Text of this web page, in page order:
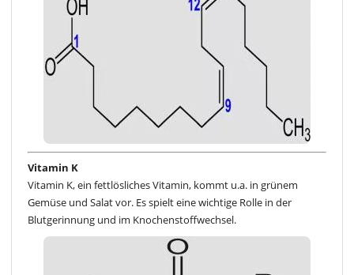
Vitamin K
Vitamin K, ein fettlösliches Vitamin, kommt u.a. in grünem
Gemüse und Salat vor. Es spielt eine wichtige Rolle in der
Blutgerinnung und im Knochenstoffwechsel.